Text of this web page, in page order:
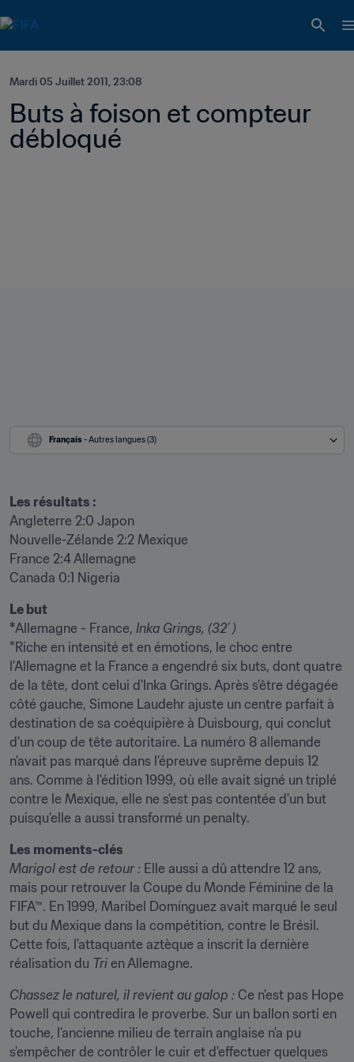
Mardi 05 Juillet 2011, 23:08
Buts à foison et compteur
débloqué
Français - Autres langues (3)
Les résultats :
Angleterre 2:0 Japon
Nouvelle-Zélande 2:2 Mexique
France 2:4 Allemagne
Canada 0:1 Nigeria
Le but
*Allemagne - France, Inka Grings, (32’ )
*Riche en intensité et en émotions, le choc entre
l'Allemagne et la France a engendré six buts, dont quatre
de la tête, dont celui d'Inka Grings. Après s'être dégagée
côté gauche, Simone Laudehr ajuste un centre parfait à
destination de sa coéquipière à Duisbourg, qui conclut
d'un coup de tête autoritaire. La numéro 8 allemande
n'avait pas marqué dans l'épreuve suprême depuis 12
ans. Comme à l'édition 1999, où elle avait signé un triplé
contre le Mexique, elle ne s'est pas contentée d'un but
puisqu'elle a aussi transformé un penalty.
Les moments-clés
Marigol est de retour : Elle aussi a dû attendre 12 ans,
mais pour retrouver la Coupe du Monde Féminine de la
FIFA™. En 1999, Maribel Domínguez avait marqué le seul
but du Mexique dans la compétition, contre le Brésil.
Cette fois, l'attaquante aztèque a inscrit la dernière
réalisation du Tri en Allemagne.
Chassez le naturel, il revient au galop : Ce n'est pas Hope
Powell qui contredira le proverbe. Sur un ballon sorti en
touche, l'ancienne milieu de terrain anglaise n'a pu
s'empêcher de contrôler le cuir et d'effectuer quelques